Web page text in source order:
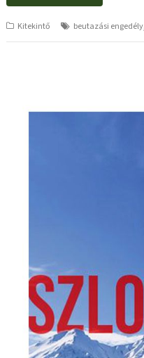
Kitekintő beutazási engedély